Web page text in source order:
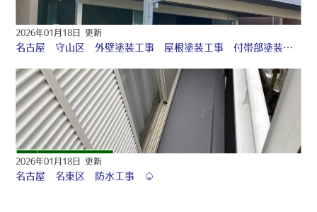
2026年01月18日 更新
名古屋 守山区 外壁塗装工事 屋根塗装工事 付帯部塗装工事 シーリング工事 ☆
2026年01月18日 更新
名古屋 名東区 防水工事 ♤